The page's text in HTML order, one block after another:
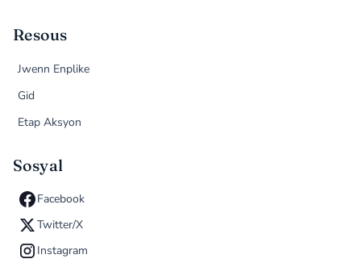
Resous
Jwenn Enplike
Gid
Etap Aksyon
Sosyal
Facebook
Twitter/X
Instagram